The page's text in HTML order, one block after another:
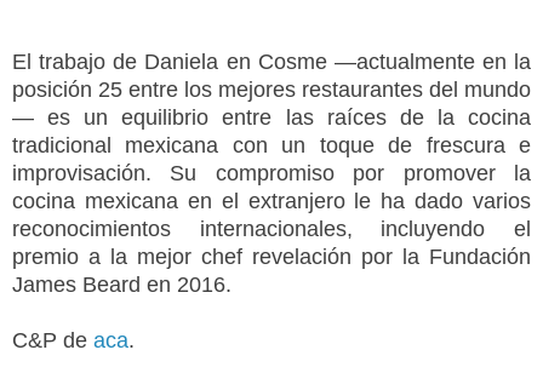
El trabajo de Daniela en Cosme —actualmente en la
posición 25 entre los mejores restaurantes del mundo
— es un equilibrio entre las raíces de la cocina
tradicional mexicana con un toque de frescura e
improvisación. Su compromiso por promover la
cocina mexicana en el extranjero le ha dado varios
reconocimientos internacionales, incluyendo el
premio a la mejor chef revelación por la Fundación
James Beard en 2016.
C&P de aca.